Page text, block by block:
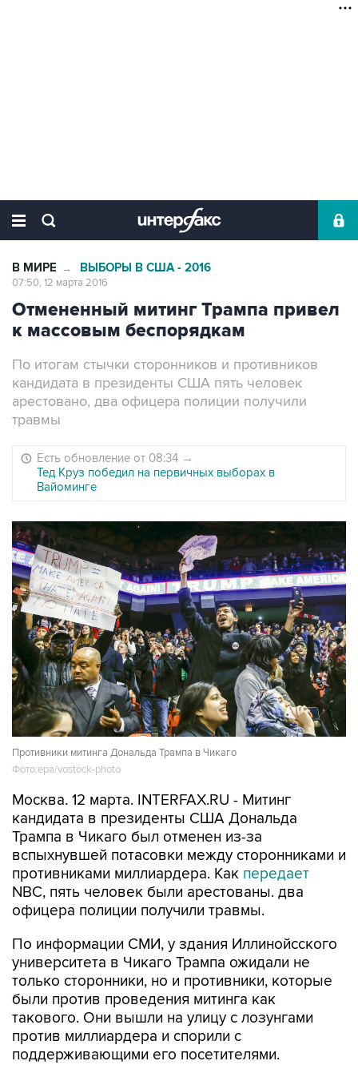
В МИРЕ → ВЫБОРЫ В США - 2016
07:50, 12 марта 2016
Отмененный митинг Трампа привел
к массовым беспорядкам
По итогам стычки сторонников и противников
кандидата в президенты США пять человек
арестовано, два офицера полиции получили
травмы
Есть обновление от 08:34 →
Тед Круз победил на первичных выборах в
Вайоминге
Противники митинга Дональда Трампа в Чикаго
Фото:epa/vostock-photo
Москва. 12 марта. INTERFAX.RU - Митинг
кандидата в президенты США Дональда
Трампа в Чикаго был отменен из-за
вспыхнувшей потасовки между сторонниками и
противниками миллиардера. Как передает
NBC, пять человек были арестованы. два
офицера полиции получили травмы.
По информации СМИ, у здания Иллинойсского
университета в Чикаго Трампа ожидали не
только сторонники, но и противники, которые
были против проведения митинга как
такового. Они вышли на улицу с лозунгами
против миллиардера и спорили с
поддерживающими его посетителями.